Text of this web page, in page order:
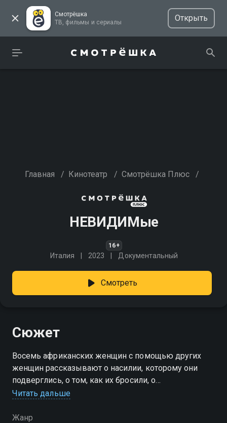
Смотрёшка
ТВ, фильмы и сериалы
Открыть
Главная / Кинотеатр / Смотрёшка Плюс /
НЕВИДИМые
16+
Италия 2023 Документальный
Смотреть
Сюжет
Восемь африканских женщин с помощью других
женщин рассказывают о насилии, которому они
подверглись, о том, как их бросили, о
дискриминации и о пути искупления к свободной и
Читать дальше
Жанр